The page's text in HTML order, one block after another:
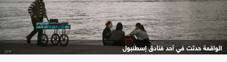
الواقعة حدثت في أحد فنادق إسطنبول